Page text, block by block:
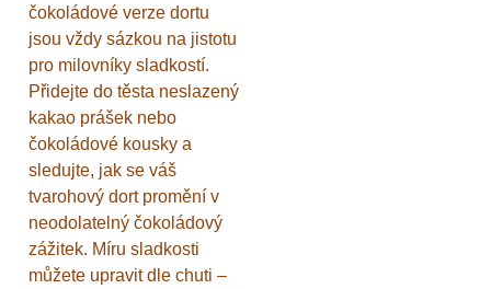
čokoládové verze dortu
jsou vždy sázkou na jistotu
pro milovníky sladkostí.
Přidejte do těsta neslazený
kakao prášek nebo
čokoládové kousky a
sledujte, jak se váš
tvarohový dort promění v
neodolatelný čokoládový
zážitek. Míru sladkosti
můžete upravit dle chuti –